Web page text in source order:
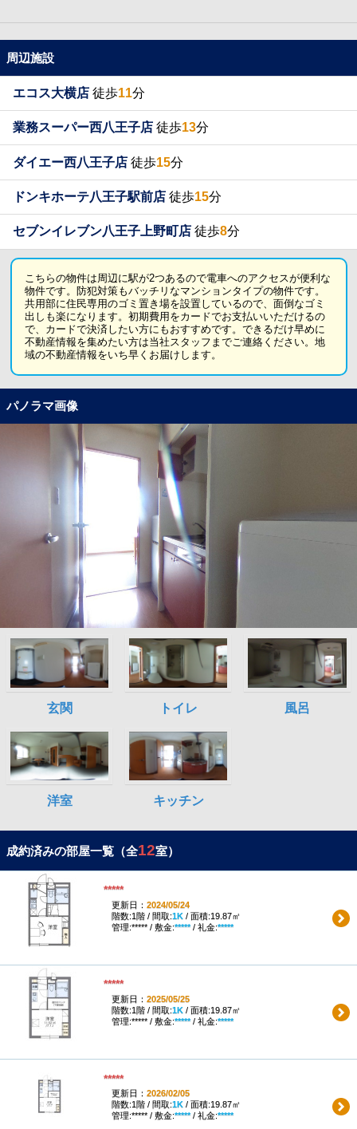
周辺施設
エコス大横店 徒歩11分
業務スーパー西八王子店 徒歩13分
ダイエー西八王子店 徒歩15分
ドンキホーテ八王子駅前店 徒歩15分
セブンイレブン八王子上野町店 徒歩8分
こちらの物件は周辺に駅が2つあるので電車へのアクセスが便利な
物件です。防犯対策もバッチリなマンションタイプの物件です。
共用部に住民専用のゴミ置き場を設置しているので、面倒なゴミ
出しも楽になります。初期費用をカードでお支払いいただけるの
で、カードで決済したい方にもおすすめです。できるだけ早めに
不動産情報を集めたい方は当社スタッフまでご連絡ください。地
域の不動産情報をいち早くお届けします。
パノラマ画像
成約済みの部屋一覧（全12室）
*****
更新日： 2024/05/24
階数:1階 / 間取:1K/ 面積:19.87㎡
管理:***** / 敷金:*****/ 礼金:*****
*****
更新日： 2025/05/25
階数:1階 / 間取:1K/ 面積:19.87㎡
管理:***** / 敷金:*****/ 礼金:*****
*****
更新日： 2026/02/05
階数:1階 / 間取:1K/ 面積:19.87㎡
管理:***** / 敷金:*****/ 礼金:*****